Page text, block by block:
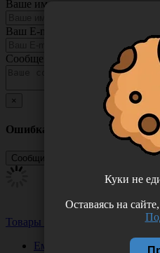
Ваше имя
Ваш E-mail
Сообщение
×
Ошибка
Товары из этой категории
Емкость-контейнер МК-
Куки не
Оставаясь на